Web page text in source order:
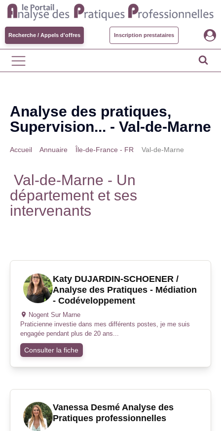
Recherche / Appels d'offres Inscription prestataires
Analyse des pratiques,
Supervision... - Val-de-Marne
Accueil Annuaire Île-de-France - FR Val-de-Marne
Val-de-Marne - Un
département et ses
intervenants
Katy DUJARDIN-SCHOENER /
Analyse des Pratiques - Médiation
- Codéveloppement
Nogent Sur Marne
Praticienne investie dans mes différents postes, je me suis
engagée pendant plus de 20 ans...
Consulter la fiche
Vanessa Desmé Analyse des
Pratiques professionnelles